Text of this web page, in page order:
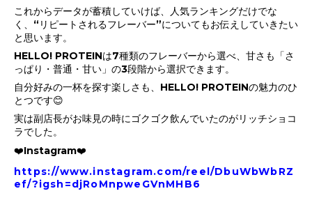
これからデータが蓄積していけば、人気ランキングだけでな
く、“リピートされるフレーバー”についてもお伝えしていきたい
と思います。
HELLO! PROTEINは7種類のフレーバーから選べ、甘さも「さ
っぱり・普通・甘い」の3段階から選択できます。
自分好みの一杯を探す楽しさも、HELLO! PROTEINの魅力のひ
とつです😊
実は副店長がお味見の時にゴクゴク飲んでいたのがリッチショコ
ラでした。
❤️Instagram❤️
https://www.instagram.com/reel/DbuWbWbRZ
ef/?igsh=djRoMnpweGVnMHB6